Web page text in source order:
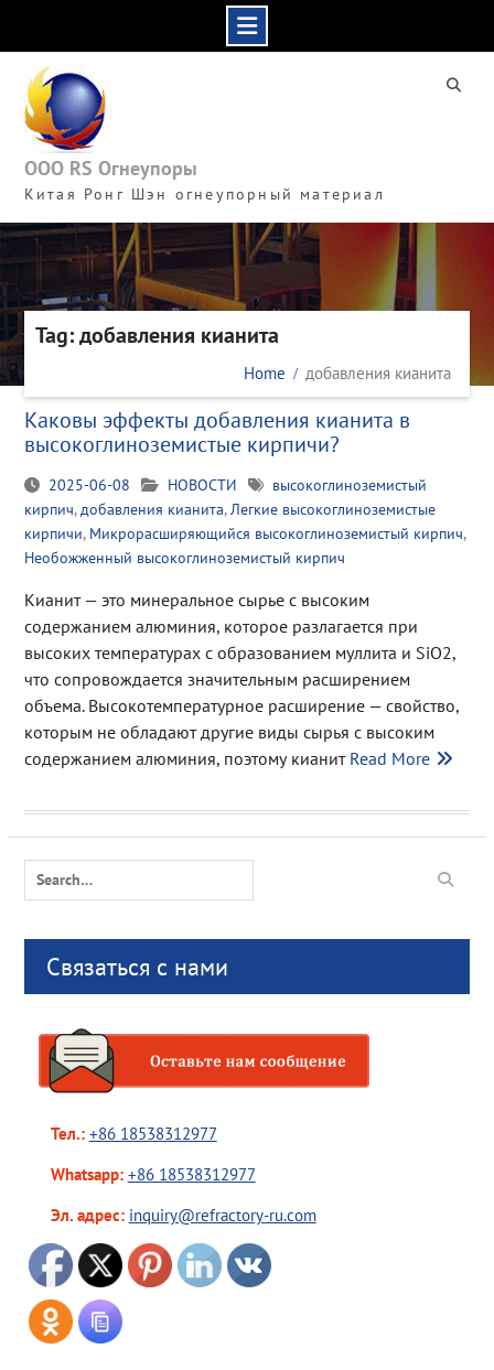
content
ООО RS Огнеупоры
Китая Ронг Шэн огнеупорный материал
Tag: добавления кианита
Home добавления кианита
Каковы эффекты добавления кианита в
высокоглиноземистые кирпичи?
2025-06-08 НОВОСТИ
высокоглиноземистый
кирпич,добавления кианита,Легкие высокоглиноземистые
кирпичи, Микрорасширяющийся высокоглиноземистый кирпич,
Необожженный высокоглиноземистый кирпич
Кианит — это минеральное сырье с высоким
содержанием алюминия, которое разлагается при
высоких температурах с образованием муллита и SiO2,
что сопровождается значительным расширением
объема. Высокотемпературное расширение — свойство,
которым не обладают другие виды сырья с высоким
содержанием алюминия, поэтому кианит Read More
Search
for:
Связаться с нами
Тел.: +86 18538312977
Whatsapp: +86 18538312977
Эл. адрес: inquiry@refractory-ru.com